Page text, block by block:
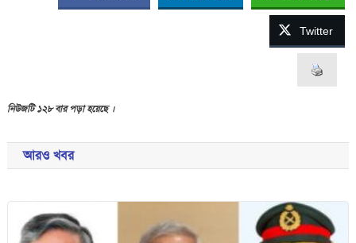
Twitter
নিউজটি ১২৮ বার পড়া হয়েছে ।
আরও খবর